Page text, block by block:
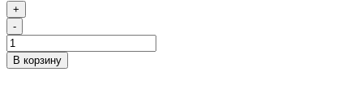
+
-
В корзину